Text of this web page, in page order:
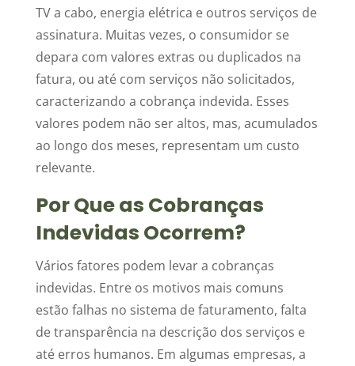
TV a cabo, energia elétrica e outros serviços de
assinatura. Muitas vezes, o consumidor se
depara com valores extras ou duplicados na
fatura, ou até com serviços não solicitados,
caracterizando a cobrança indevida. Esses
valores podem não ser altos, mas, acumulados
ao longo dos meses, representam um custo
relevante.
Por Que as Cobranças
Indevidas Ocorrem?
Vários fatores podem levar a cobranças
indevidas. Entre os motivos mais comuns
estão falhas no sistema de faturamento, falta
de transparência na descrição dos serviços e
até erros humanos. Em algumas empresas, a